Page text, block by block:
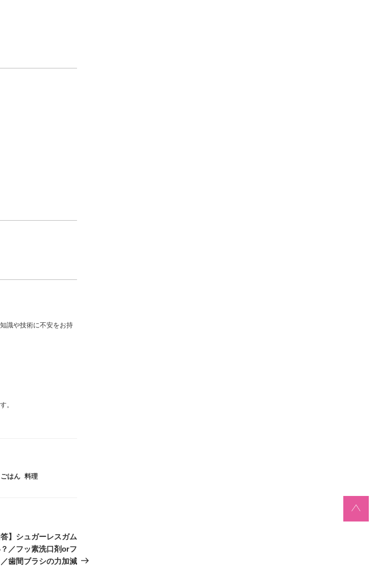
識や技術に不安をお持
。
はん ,料理
】シュガーレスガム
／フッ素洗口剤orフ
歯間ブラシの力加減